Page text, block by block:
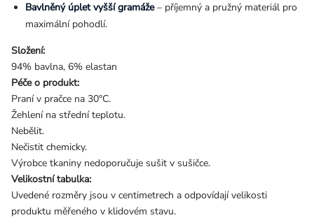
Bavlněný úplet vyšší gramáže– příjemný a pružný materiál pro
maximální pohodlí.
Složení:
94% bavlna, 6% elastan
Péče o produkt:
Praní v pračce na 30°C.
Žehlení na střední teplotu.
Nebělit.
Nečistit chemicky.
Výrobce tkaniny nedoporučuje sušit v sušičce.
Velikostní tabulka:
Uvedené rozměry jsou v centimetrech a odpovídají velikosti
produktu měřeného v klidovém stavu.